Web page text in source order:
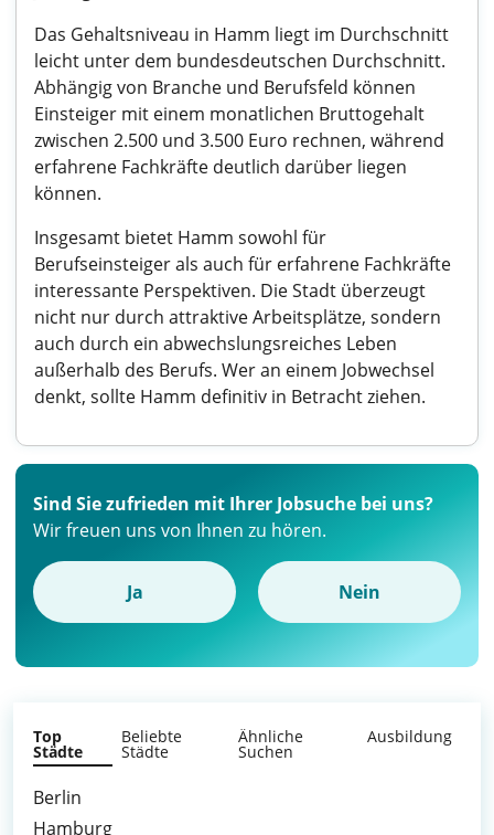
Das Gehaltsniveau in Hamm liegt im Durchschnitt
leicht unter dem bundesdeutschen Durchschnitt.
Abhängig von Branche und Berufsfeld können
Einsteiger mit einem monatlichen Bruttogehalt
zwischen 2.500 und 3.500 Euro rechnen, während
erfahrene Fachkräfte deutlich darüber liegen
können.
Insgesamt bietet Hamm sowohl für
Berufseinsteiger als auch für erfahrene Fachkräfte
interessante Perspektiven. Die Stadt überzeugt
nicht nur durch attraktive Arbeitsplätze, sondern
auch durch ein abwechslungsreiches Leben
außerhalb des Berufs. Wer an einem Jobwechsel
denkt, sollte Hamm definitiv in Betracht ziehen.
Sind Sie zufrieden mit Ihrer Jobsuche bei uns?
Wir freuen uns von Ihnen zu hören.
Ja Nein
Top
Städte
Beliebte
Städte
Ähnliche
Suchen
Ausbildung
Berlin
Hamburg